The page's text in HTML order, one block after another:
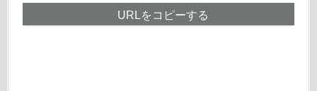
URLをコピーする